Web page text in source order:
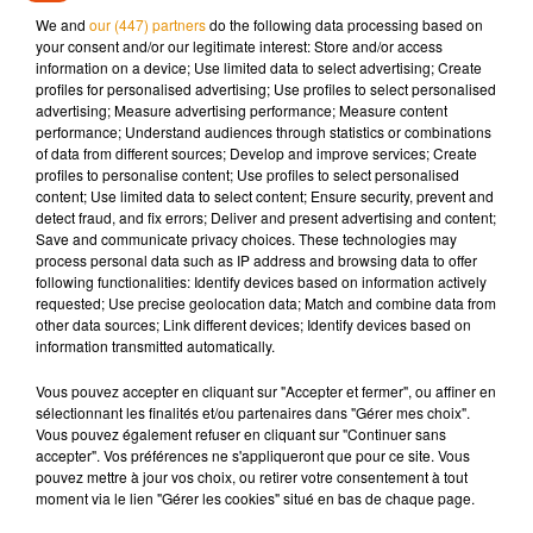
potentiel de l’innovation collaborative et créative. Il prouve
qu’avec audace et détermination, il est possible de
transformer des idées en prototypes concrets capables
d’inspirer l’industrie. ARIA ne se limite pas à une prouesse
technique : elle incarne un véritable manifeste pour le droit à
la réparation, concept en plein essor dans le monde entier,
qui milite pour des produits plus durables, réparables et
accessibles.
En encourageant les utilisateurs à comprendre et à maîtriser
leur véhicule, ARIA ouvre la voie à une mobilité plus
responsable, où l’autonomie et la conscience
environnementale deviennent des priorités.
Ainsi, ce projet étudiant va bien au-delà d’un simple
prototype : il symbolise une vision audacieuse de l’avenir de
l’automobile, où durabilité, simplicité et engagement citoyen
convergent pour transformer notre manière de concevoir et
We and our (447) partnersdo the following data processing based on
your consent and/or our legitimate interest: Store and/or access
information on a device; Use limited data to select advertising; Create
profiles for personalised advertising; Use profiles to select personalised
advertising; Measure advertising performance; Measure content
performance; Understand audiences through statistics or combinations
of data from different sources; Develop and improve services; Create
profiles to personalise content; Use profiles to select personalised
content; Use limited data to select content; Ensure security, prevent and
detect fraud, and fix errors; Deliver and present advertising and content;
Save and communicate privacy choices. These technologies may
process personal data such as IP address and browsing data to offer
following functionalities: Identify devices based on information actively
requested; Use precise geolocation data; Match and combine data from
other data sources; Link different devices; Identify devices based on
information transmitted automatically.
Vous pouvez accepter en cliquant sur "Accepter et fermer", ou affiner en
sélectionnant les finalités et/ou partenaires dans "Gérer mes choix".
Vous pouvez également refuser en cliquant sur "Continuer sans
accepter". Vos préférences ne s'appliqueront que pour ce site. Vous
pouvez mettre à jour vos choix, ou retirer votre consentement à tout
moment via le lien "Gérer les cookies" situé en bas de chaque page.